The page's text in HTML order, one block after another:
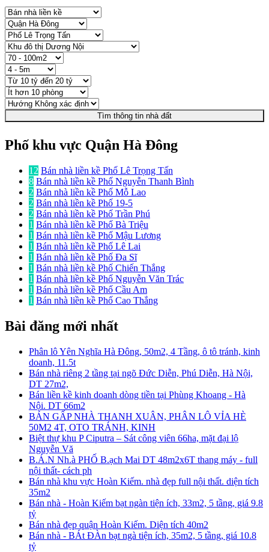
Tìm thông tin nhà đất
Phố khu vực Quận Hà Đông
12 Bán nhà liền kề Phố Lê Trọng Tấn
8 Bán nhà liền kề Phố Nguyễn Thanh Bình
2 Bán nhà liền kề Phố Mỗ Lao
2 Bán nhà liền kề Phố 19-5
2 Bán nhà liền kề Phố Trần Phú
1 Bán nhà liền kề Phố Bà Triệu
1 Bán nhà liền kề Phố Mậu Lương
1 Bán nhà liền kề Phố Lê Lai
1 Bán nhà liền kề Phố Đa Sĩ
1 Bán nhà liền kề Phố Chiến Thắng
1 Bán nhà liền kề Phố Nguyễn Văn Trác
1 Bán nhà liền kề Phố Cầu Am
1 Bán nhà liền kề Phố Cao Thắng
Bài đăng mới nhất
Phân lô Yên Nghĩa Hà Đông, 50m2, 4 Tầng, ô tô tránh, kinh
doanh, 11.5t
Bán nhà riêng 2 tầng tại ngõ Đức Diễn, Phú Diễn, Hà Nội,
DT 27m2,
Bán liền kề kinh doanh dòng tiền tại Phùng Khoang - Hà
Nội. DT 66m2
BÁN GẤP NHÀ THANH XUÂN, PHÂN LÔ VỈA HÈ
50M2 4T, OTO TRÁNH, KINH
Biệt thự khu P Ciputra – Sát công viên 66ha, mặt đại lộ
Nguyễn Vă
B.Á.N Nh.à PHỐ B.ạch Mai DT 48m2x6T thang máy - full
nội thất- cách ph
Bán nhà khu vực Hoàn Kiếm. nhà đẹp full nội thất. diện tích
35m2
Bán nhà - Hoàn Kiếm bạt ngàn tiện ích, 33m2, 5 tầng, giá 9.8
tỷ
Bán nhà đẹp quận Hoàn Kiếm. Diện tích 40m2
Bán nhà - BÁt ĐÀn bạt ngà tiện ích, 35m2, 5 tầng, giá 10.8
tỷ